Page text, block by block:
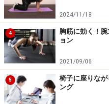
2024/11/18
4
胸筋に効く！
ョン
2021/09/06
5
椅子に座りな
ング